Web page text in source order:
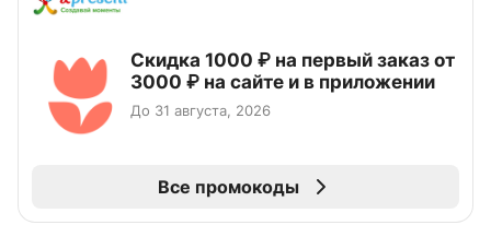
Скидка 1000 ₽ на первый заказ от
3000 ₽ на сайте и в приложении
До 31 августа, 2026
Все промокоды